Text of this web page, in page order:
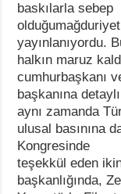
baskılarla sebep
yayınlanıyordu.
halkın maruz
cumhurbaşkanı
başkanına
aynı zamanda
ulusal basınına
Kongresinde
teşekkül eden
başkanlığında,